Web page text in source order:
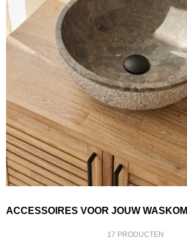
ACCESSOIRES VOOR JOUW WASKOM
17 PRODUCTEN